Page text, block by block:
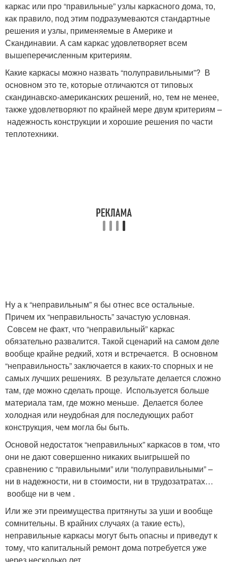
каркас или про “правильные” узлы каркасного дома, то,
как правило, под этим подразумеваются стандартные
решения и узлы, применяемые в Америке и
Скандинавии. А сам каркас удовлетворяет всем
вышеперечисленным критериям.
Какие каркасы можно назвать “полуправильными”? В
основном это те, которые отличаются от типовых
скандинавско-американских решений, но, тем не менее,
также удовлетворяют по крайней мере двум критериям –
надежность конструкции и хорошие решения по части
теплотехники.
Ну а к “неправильным” я бы отнес все остальные.
Причем их “неправильность” зачастую условная.
Совсем не факт, что “неправильный” каркас
обязательно развалится. Такой сценарий на самом деле
вообще крайне редкий, хотя и встречается. В основном
“неправильность” заключается в каких-то спорных и не
самых лучших решениях. В результате делается сложно
там, где можно сделать проще. Используется больше
материала там, где можно меньше. Делается более
холодная или неудобная для последующих работ
конструкция, чем могла бы быть.
Основой недостаток “неправильных” каркасов в том, что
они не дают совершенно никаких выигрышей по
сравнению с “правильными” или “полуправильными” –
ни в надежности, ни в стоимости, ни в трудозатратах…
вообще ни в чем .
Или же эти преимущества притянуты за уши и вообще
сомнительны. В крайних случаях (а такие есть),
неправильные каркасы могут быть опасны и приведут к
тому, что капитальный ремонт дома потребуется уже